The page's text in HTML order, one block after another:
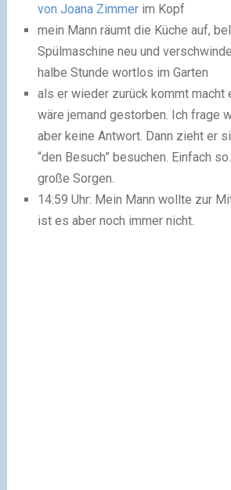
von Joana Zimmerim Kopf
mein Mann räumt die Küche auf,
Spülmaschine neu und
halbe Stunde wortlos im Garten
als er wieder zurück kommt macht
wäre jemand gestorben. Ich frage
aber keine Antwort. Dann zieht er
“den Besuch” besuchen. Einfach
große Sorgen.
14:59 Uhr: Mein Mann wollte zur
ist es aber noch immer nicht.